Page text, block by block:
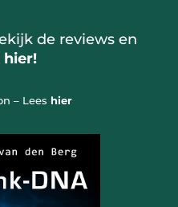
de reviews en
hier!
– Lees hier